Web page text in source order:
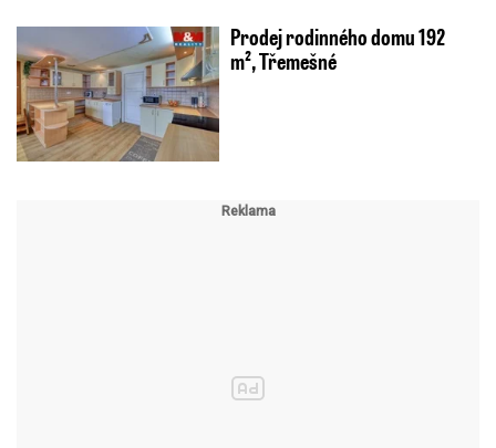
Prodej rodinného domu 192
m², Třemešné